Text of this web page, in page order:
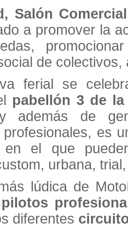
Salón
a promover la
de
ferial se
pabellón 3 de
además de
es
en el que
urbana,
lúdica de
pilotos
diferentes